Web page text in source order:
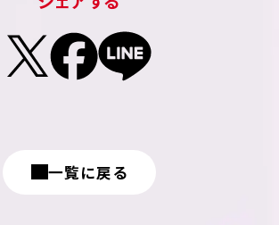
一覧に戻る